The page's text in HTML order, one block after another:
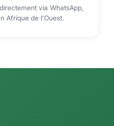
via WhatsApp,
Afrique de l'Ouest.